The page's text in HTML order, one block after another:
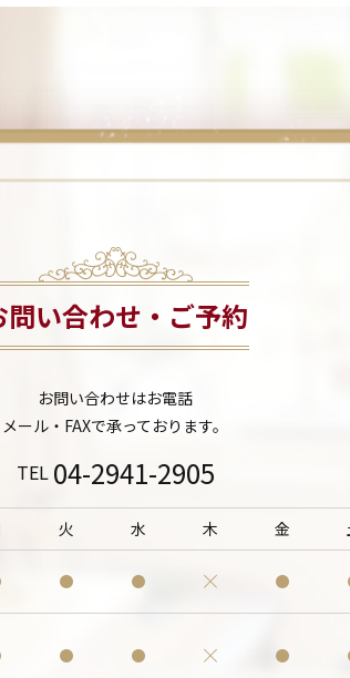
問い合わせ・ご予約
お問い合わせはお電話
メール・FAXで承っております。
TEL 04-2941-2905
火 水 木 金